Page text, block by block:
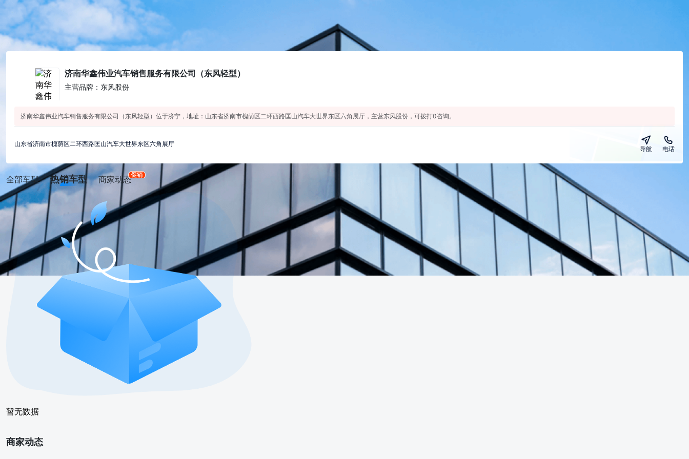
济南华鑫伟业汽车销售服务有限公司（东风轻型）
主营品牌：东风股份
济南华鑫伟业汽车销售服务有限公司（东风轻型）位于济宁，地址：山东省济南市槐荫区二环西路匡山汽车大世界东区六角展厅，主营东风股份，可拨打0咨询。
山东省济南市槐荫区二环西路匡山汽车大世界东区六角展厅
导航 电话
全部车型 热销车型 商家动态
暂无数据
商家动态